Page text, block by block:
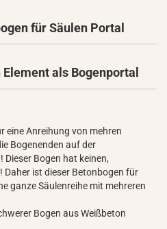
für Säulen Portal
als Bogenportal
eine Anreihung von mehren
Bogenenden auf der
Bogen hat keinen,
ist dieser Betonbogen für
ganze Säulenreihe mit mehreren
Bogen aus Weißbeton